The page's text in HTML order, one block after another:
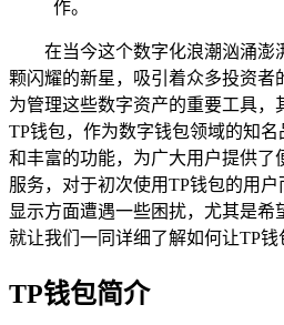
作。
在当今这个数字化浪潮汹涌澎
颗闪耀的新星，吸引着众多投资者
为管理这些数字资产的重要工具，
TP钱包，作为数字钱包领域的知
和丰富的功能，为广大用户提供了
服务，对于初次使用TP钱包的用
显示方面遭遇一些困扰，尤其是希
就让我们一同详细了解如何让TP钱
TP钱包简介